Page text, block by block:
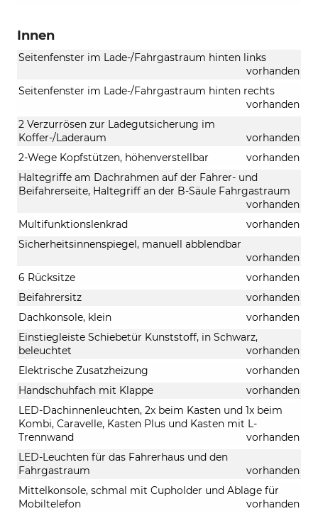
Innen
Seitenfenster im Lade-/Fahrgastraum hinten links
vorhanden
Seitenfenster im Lade-/Fahrgastraum hinten rechts
vorhanden
2 Verzurrösen zur Ladegutsicherung im
Koffer-/Laderaum
vorhanden
2-Wege Kopfstützen, höhenverstellbar
vorhanden
Haltegriffe am Dachrahmen auf der Fahrer- und
Beifahrerseite, Haltegriff an der B-Säule Fahrgastraum
vorhanden
Multifunktionslenkrad
vorhanden
Sicherheitsinnenspiegel, manuell abblendbar
vorhanden
6 Rücksitze
vorhanden
Beifahrersitz
vorhanden
Dachkonsole, klein
vorhanden
Einstiegleiste Schiebetür Kunststoff, in Schwarz,
beleuchtet
vorhanden
Elektrische Zusatzheizung
vorhanden
Handschuhfach mit Klappe
vorhanden
LED-Dachinnenleuchten, 2x beim Kasten und 1x beim
Kombi, Caravelle, Kasten Plus und Kasten mit L-
Trennwand
vorhanden
LED-Leuchten für das Fahrerhaus und den
Fahrgastraum
vorhanden
Mittelkonsole, schmal mit Cupholder und Ablage für
Mobiltelefon
vorhanden